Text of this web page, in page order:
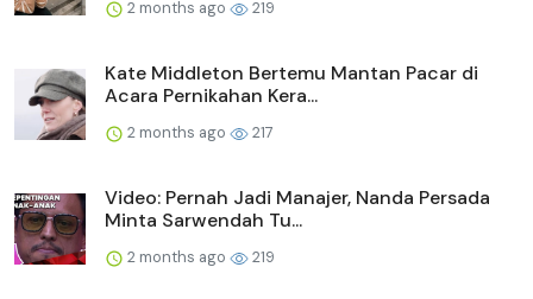
2 months ago 219
Kate Middleton Bertemu Mantan Pacar di
Acara Pernikahan Kera...
2 months ago 217
Video: Pernah Jadi Manajer, Nanda Persada
Minta Sarwendah Tu...
2 months ago 219